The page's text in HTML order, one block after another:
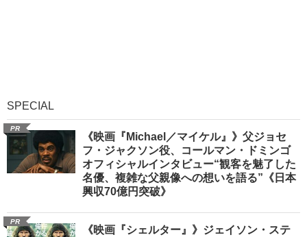
SPECIAL
PR
《映画『Michael／マイケル』》父ジョセ
フ・ジャクソン役、コールマン・ドミンゴ
オフィシャルインタビュー“観客を魅了した
名優、複雑な父親像への想いを語る”《日本
興収70億円突破》
PR
《映画『シェルター』》ジェイソン・ステ